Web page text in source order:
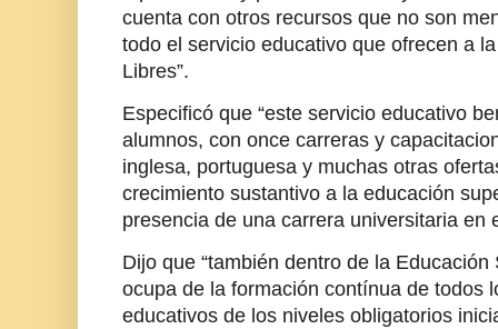
cuenta con otros recursos que no son
todo el servicio educativo que ofrecen a
Libres”.
Especificó que “este servicio educativo
alumnos, con once carreras y
inglesa, portuguesa y muchas otras
crecimiento sustantivo a la educación
presencia de una carrera universitaria en
Dijo que “también dentro de la
ocupa de la formación contínua de todos
educativos de los niveles obligatorios